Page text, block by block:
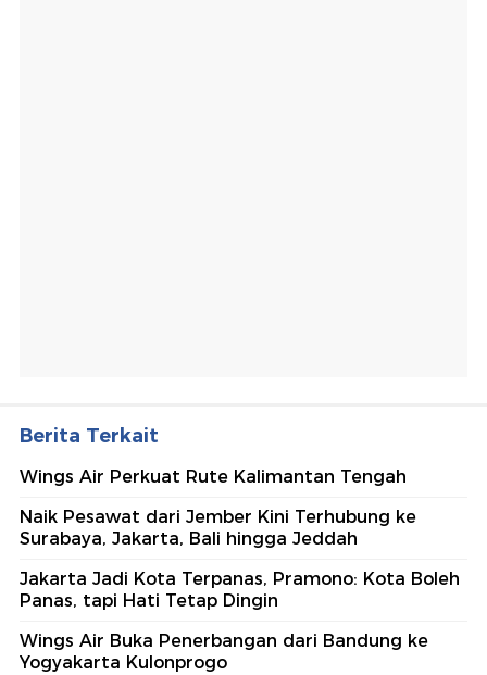
Berita Terkait
Wings Air Perkuat Rute Kalimantan Tengah
Naik Pesawat dari Jember Kini Terhubung ke
Surabaya, Jakarta, Bali hingga Jeddah
Jakarta Jadi Kota Terpanas, Pramono: Kota Boleh
Panas, tapi Hati Tetap Dingin
Wings Air Buka Penerbangan dari Bandung ke
Yogyakarta Kulonprogo